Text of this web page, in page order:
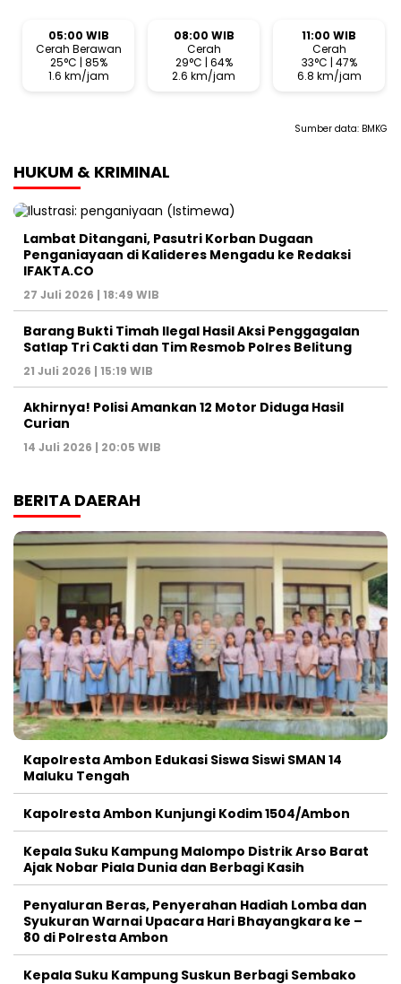
05:00 WIB
Cerah Berawan
25°C | 85%
1.6 km/jam
08:00 WIB
Cerah
29°C | 64%
2.6 km/jam
11:00 WIB
Cerah
33°C | 47%
6.8 km/jam
Sumber data: BMKG
HUKUM & KRIMINAL
Lambat Ditangani, Pasutri Korban Dugaan
Penganiayaan di Kalideres Mengadu ke Redaksi
IFAKTA.CO
27 Juli 2026 | 18:49 WIB
Barang Bukti Timah Ilegal Hasil Aksi Penggagalan
Satlap Tri Cakti dan Tim Resmob Polres Belitung
21 Juli 2026 | 15:19 WIB
Akhirnya! Polisi Amankan 12 Motor Diduga Hasil
Curian
14 Juli 2026 | 20:05 WIB
BERITA DAERAH
Kapolresta Ambon Edukasi Siswa Siswi SMAN 14
Maluku Tengah
Kapolresta Ambon Kunjungi Kodim 1504/Ambon
Kepala Suku Kampung Malompo Distrik Arso Barat
Ajak Nobar Piala Dunia dan Berbagi Kasih
Penyaluran Beras, Penyerahan Hadiah Lomba dan
Syukuran Warnai Upacara Hari Bhayangkara ke –
80 di Polresta Ambon
Kepala Suku Kampung Suskun Berbagi Sembako